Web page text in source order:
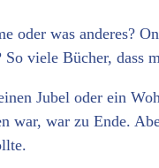
oder was anderes?
viele Bücher, dass
Jubel oder ein
war, war zu Ende.